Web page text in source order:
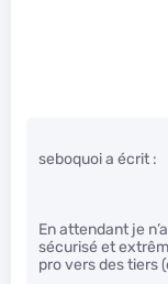
seboquoi a écrit :
En attendant je
sécurisé et
pro vers des tiers